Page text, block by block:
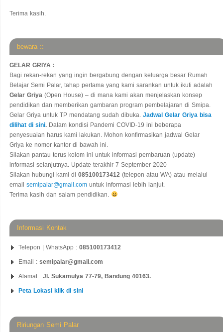
Terima kasih.
bewara ::
GELAR GRIYA :
Bagi rekan-rekan yang ingin bergabung dengan keluarga besar Rumah
Belajar Semi Palar, tahap pertama yang kami sarankan untuk ikuti adalah
Gelar Griya (Open House) – di mana kami akan menjelaskan konsep
pendidikan dan memberikan gambaran program pembelajaran di Smipa.
Gelar Griya untuk TP mendatang sudah dibuka. Jadwal Gelar Griya bisa
dilihat di sini. Dalam kondisi Pandemi COVID-19 ini beberapa
penyesuaian harus kami lakukan. Mohon konfirmasikan jadwal Gelar
Griya ke nomor kantor di bawah ini.
Silakan pantau terus kolom ini untuk informasi pembaruan (update)
informasi selanjutnya. Update terakhir 7 September 2020
Silakan hubungi kami di 085100173412 (telepon atau WA) atau melalui
email semipalar@gmail.com untuk informasi lebih lanjut.
Terima kasih dan salam pendidikan.
Informasi Kontak
Telepon | WhatsApp : 085100173412
Email : semipalar@gmail.com
Alamat : Jl. Sukamulya 77-79, Bandung 40163.
Peta Lokasi klik di sini
Ririungan Semi Palar